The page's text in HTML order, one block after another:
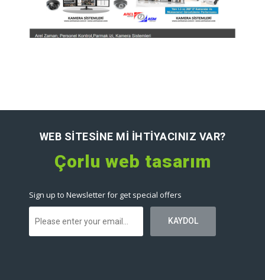
WEB SITESINE MI IHTIYACINIZ VAR?
Çorlu web tasarım
Sign up to Newsletter for get special offers